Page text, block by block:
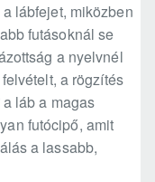
lábfejet, miközben
futásoknál se
a nyelvnél
a rögzítés
a láb a magas
futócipő, amit
a lassabb,